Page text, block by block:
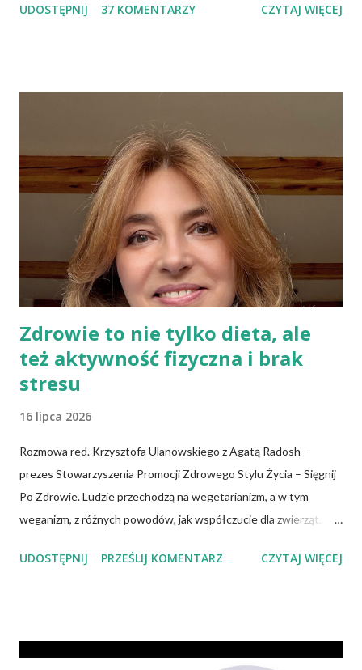
podpłomykami. Hindusi mówią o nim czapatti, Żydzi maca, a
przeciwieństwie do świeżego pieczywa na drożdżach czy
zakwasie. Przaśne podpłomyki nie obciążają żołądka kwasem i
fermentacją. Dziś, wzorem naszych prapradziadów możemy także
spożywać przaśny, niekwaszony chleb. Najprostszy przepis na
podpłomyki to: wziąć mąkę, wodę i trochę soli. Z tych składników
zagnieść ciasto, dodając mąkę w takiej ilości, aby ciasto nie kleiło
się do palców. Z kolei r...
UDOSTĘPNIJ 37 KOMENTARZY CZYTAJ WIĘCEJ
Zdrowie to nie tylko dieta, ale
też aktywność fizyczna i brak
stresu
16 lipca 2026
Rozmowa red. Krzysztofa Ulanowskiego z Agatą Radosh –
prezes Stowarzyszenia Promocji Zdrowego Stylu Życia – Sięgnij
Po Zdrowie. Ludzie przechodzą na wegetarianizm, a w tym
weganizm, z różnych powodów, jak współczucie dla zwierząt,
Wiadomo, że czerwone mięso zwiększa ryzyko nowotworów,
składników? Talerz, nie słupki Albo inaczej – czy przechodząc na
UDOSTĘPNIJ PRZEŚLIJ KOMENTARZ CZYTAJ WIĘCEJ